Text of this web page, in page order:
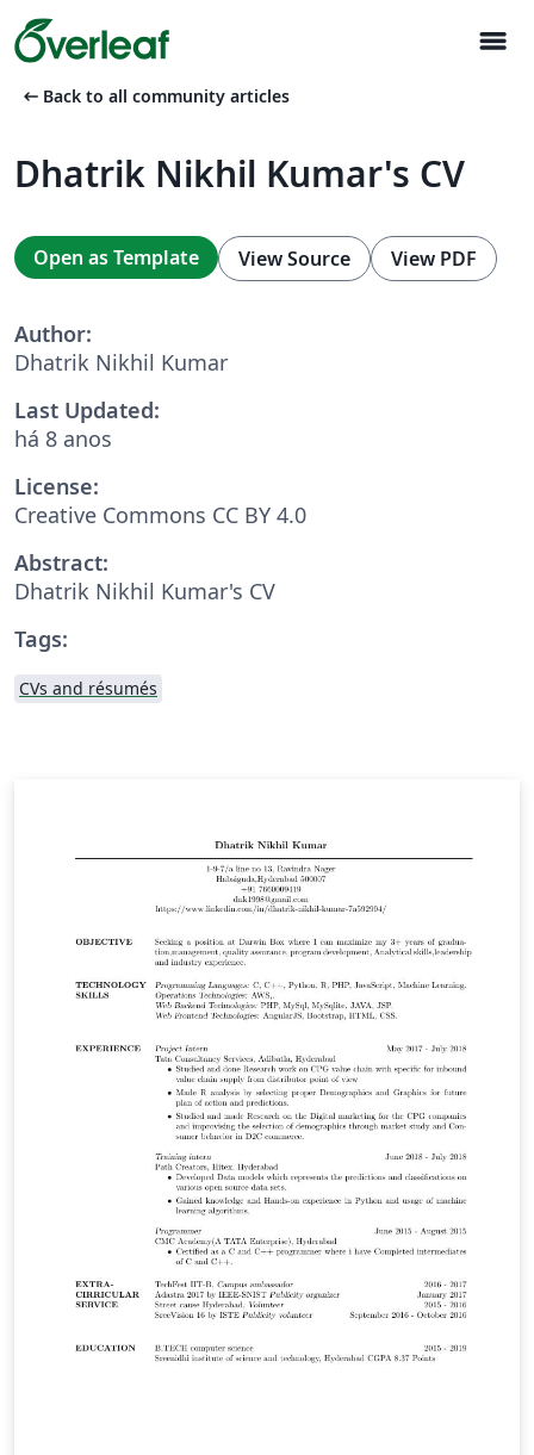
menu
arrow_left_alt Back to all community articles
Dhatrik Nikhil Kumar's CV
Open as Template View Source View PDF
Author:
Dhatrik Nikhil Kumar
Last Updated:
há 8 anos
License:
Creative Commons CC BY 4.0
Abstract:
Dhatrik Nikhil Kumar's CV
Tags:
CVs and résumés